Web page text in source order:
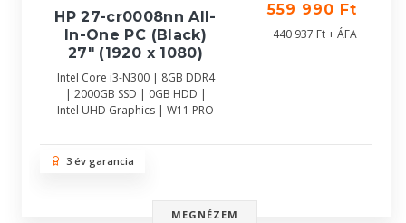
HP 27-cr0008nn All-
In-One PC (Black)
27" (1920 x 1080)
Intel Core i3-N300 | 8GB DDR4
| 2000GB SSD | 0GB HDD |
Intel UHD Graphics | W11 PRO
559 990 Ft
440 937 Ft + ÁFA
3 év garancia
MEGNÉZEM